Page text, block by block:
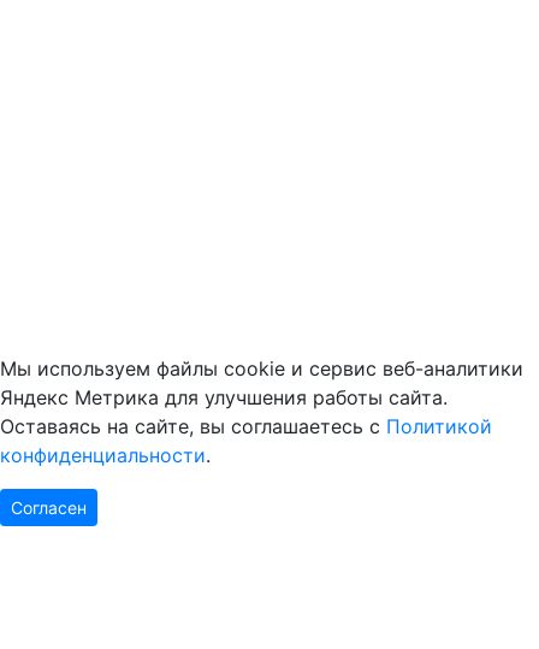
Мы используем файлы cookie и сервис веб-аналитики
Яндекс Метрика для улучшения работы сайта.
Оставаясь на сайте, вы соглашаетесь с Политикой
конфиденциальности.
Согласен